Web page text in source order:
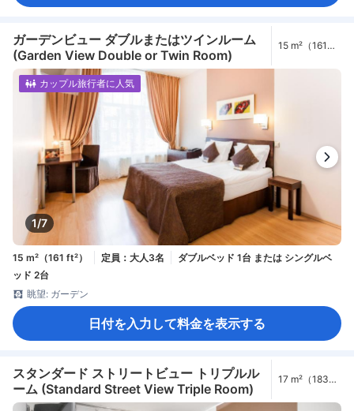
ガーデンビュー ダブルまたはツインルーム
(Garden View Double or Twin Room)
15 m²（161
1/7
カップル旅行者に人気
15 m²（161 ft²） 定員：大人3名
ダブルベッド 1台 または シングルベ
ッド 2台
眺望: ガーデン
日付を入力して料金を表示する
スタンダード ストリートビュー トリプルル
ーム (Standard Street View Triple Room)
17 m²（183